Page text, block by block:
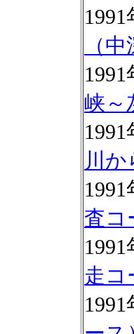
（
峡～
川か
査コ
走コ